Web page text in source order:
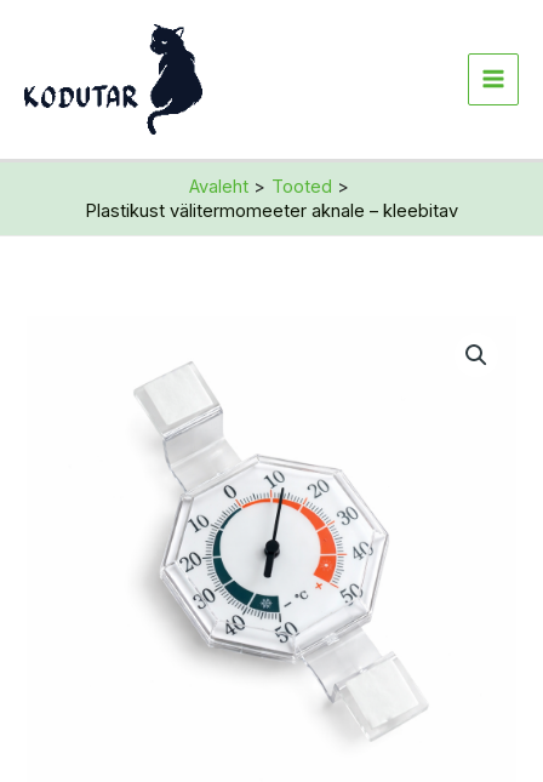
Avaleht
Tooted
Plastikust välitermomeeter aknale – kleebitav